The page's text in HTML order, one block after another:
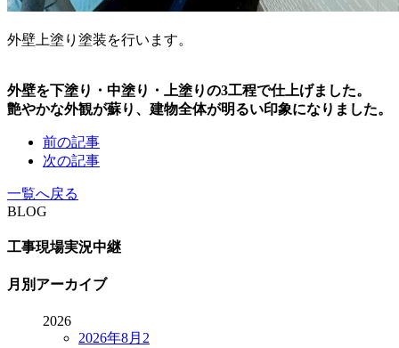
外壁上塗り塗装を行います。
外壁を下塗り・中塗り・上塗りの3工程で仕上げました。
艶やかな外観が蘇り、建物全体が明るい印象になりました。
前の記事
次の記事
一覧へ戻る
BLOG
工事現場実況中継
月別アーカイブ
2026
2026年8月 2